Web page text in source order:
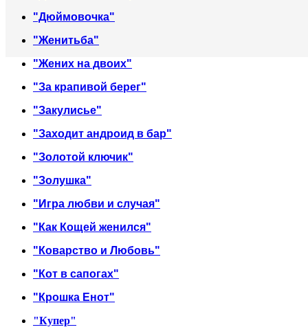
"Дюймовочка"
"Женитьба"
"Жених на двоих"
"За крапивой берег"
"Закулисье"
"Заходит андроид в бар"
"Золотой ключик"
"Золушка"
"Игра любви и случая"
"Как Кощей женился"
"Коварство и Любовь"
"Кот в сапогах"
"Крошка Енот"
"Купер"